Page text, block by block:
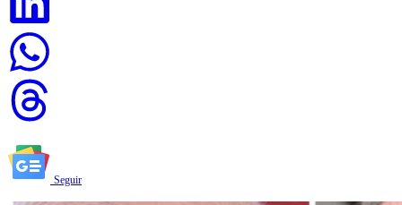
Seguir